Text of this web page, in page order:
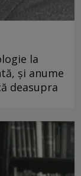
la
și anume
deasupra